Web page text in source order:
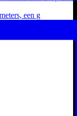
een g